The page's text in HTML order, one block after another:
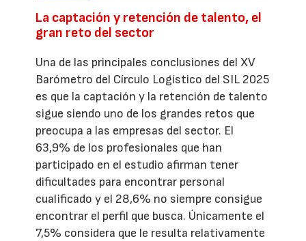
La captación y retención de talento, el
gran reto del sector
Una de las principales conclusiones del XV
Barómetro del Círculo Logístico del SIL 2025
es que la captación y la retención de talento
sigue siendo uno de los grandes retos que
preocupa a las empresas del sector. El
63,9% de los profesionales que han
participado en el estudio afirman tener
dificultades para encontrar personal
cualificado y el 28,6% no siempre consigue
encontrar el perfil que busca. Únicamente el
7,5% considera que le resulta relativamente